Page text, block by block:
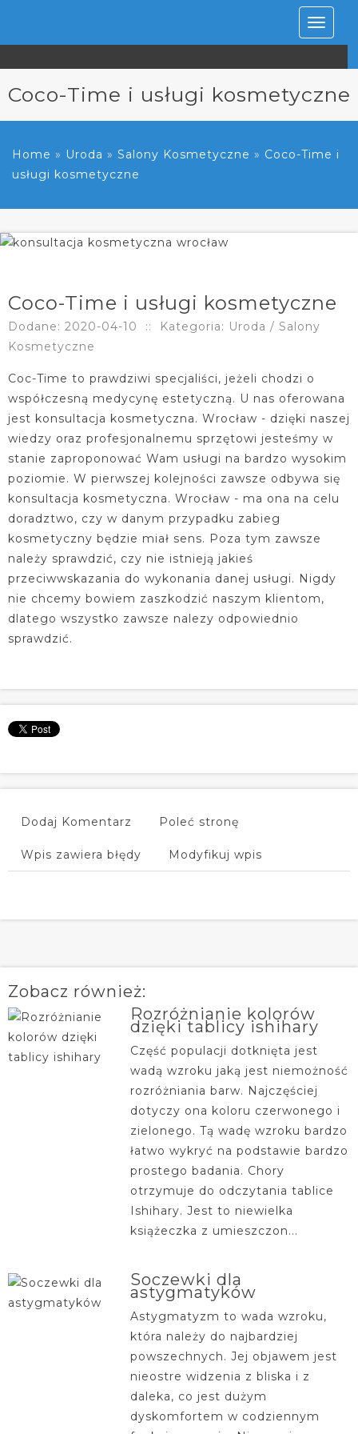
Rozwiń
Coco-Time i usługi kosmetyczne
Home » Uroda » Salony Kosmetyczne » Coco-Time i
usługi kosmetyczne
Coco-Time i usługi kosmetyczne
Dodane: 2020-04-10 ::
Kategoria: Uroda / Salony
Kosmetyczne
Coc-Time to prawdziwi specjaliści, jeżeli chodzi o
współczesną medycynę estetyczną. U nas oferowana
jest konsultacja kosmetyczna. Wrocław - dzięki naszej
wiedzy oraz profesjonalnemu sprzętowi jesteśmy w
stanie zaproponować Wam usługi na bardzo wysokim
poziomie. W pierwszej kolejności zawsze odbywa się
konsultacja kosmetyczna. Wrocław - ma ona na celu
doradztwo, czy w danym przypadku zabieg
kosmetyczny będzie miał sens. Poza tym zawsze
należy sprawdzić, czy nie istnieją jakieś
przeciwwskazania do wykonania danej usługi. Nigdy
nie chcemy bowiem zaszkodzić naszym klientom,
dlatego wszystko zawsze nalezy odpowiednio
sprawdzić.
Dodaj Komentarz Poleć stronę
Wpis zawiera błędy Modyfikuj wpis
Zobacz również:
Rozróżnianie kolorów
dzięki tablicy ishihary
Część populacji dotknięta jest
wadą wzroku jaką jest niemożność
rozróżniania barw. Najczęściej
dotyczy ona koloru czerwonego i
zielonego. Tą wadę wzroku bardzo
łatwo wykryć na podstawie bardzo
prostego badania. Chory
otrzymuje do odczytania tablice
Ishihary. Jest to niewielka
książeczka z umieszczon...
Soczewki dla
astygmatyków
Astygmatyzm to wada wzroku,
która należy do najbardziej
powszechnych. Jej objawem jest
nieostre widzenia z bliska i z
daleka, co jest dużym
dyskomfortem w codziennym